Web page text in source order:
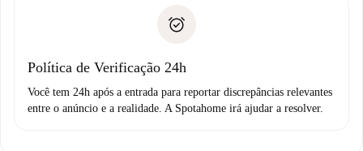
Débito direto bancário
não comunicar nenhum problema.
Política de Verificação 24h
Você tem 24h após a entrada para reportar discrepâncias relevantes
entre o anúncio e a realidade. A Spotahome irá ajudar a resolver.